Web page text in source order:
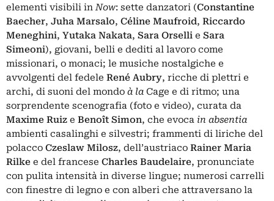
elementi visibili inNow: sette danzatori (Constantine
Baecher, Juha Marsalo, Céline Maufroid, Riccardo
Meneghini, Yutaka Nakata, Sara Orselli e Sara
Simeoni), giovani, belli e dediti al lavoro come
missionari, o monaci; le musiche nostalgiche e
avvolgenti del fedele René Aubry, ricche di plettri e
archi, di suoni del mondo à la Cage e di ritmo; una
sorprendente scenografia (foto e video), curata da
Maxime Ruiz e Benoît Simon, che evoca in absentia
ambienti casalinghi e silvestri; frammenti di liriche del
polacco Czeslaw Milosz, dell’austriaco Rainer Maria
Rilke e del francese Charles Baudelaire, pronunciate
con pulita intensità in diverse lingue; numerosi carrelli
con finestre di legno e con alberi che attraversano la